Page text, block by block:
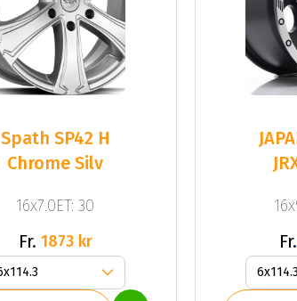
Spath SP42 H
Chrome Silv
16x7.0ET: 30
Fr. 1873 kr Fr.